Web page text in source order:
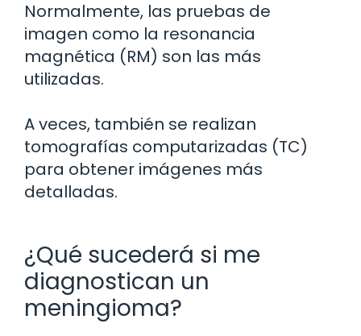
Normalmente, las pruebas de
imagen como la resonancia
magnética (RM) son las más
utilizadas.
A veces, también se realizan
tomografías computarizadas (TC)
para obtener imágenes más
detalladas.
¿Qué sucederá si me
diagnostican un
meningioma?